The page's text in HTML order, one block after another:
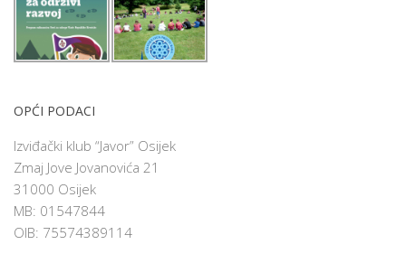
OPĆI PODACI
Izviđački klub “Javor” Osijek
Zmaj Jove Jovanovića 21
31000 Osijek
MB: 01547844
OIB: 75574389114